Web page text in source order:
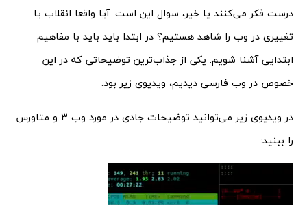
درست فکر می‌کنند یا خیر، سوال این است: آیا واقعا انقلاب یا
تغییری در وب را شاهد هستیم؟ در ابتدا باید باید با مفاهیم
ابتدایی آشنا شویم. یکی از جذاب‌ترین توضیحاتی که در این
خصوص در وب فارسی دیدیم، ویدیوی زیر بود.
در ویدیوی زیر می‌توانید توضیحات جادی در مورد وب 3 و متاورس
را ببنید: